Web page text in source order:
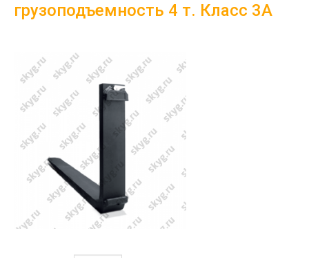
грузоподъемность 4 т. Класс 3А